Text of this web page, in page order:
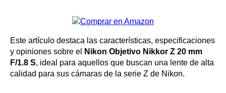
Este artículo destaca las características, especificaciones
y opiniones sobre el
Nikon Objetivo Nikkor Z 20 mm
F/1.8 S, ideal para aquellos que buscan una lente de alta
calidad para sus cámaras de la serie Z de Nikon.